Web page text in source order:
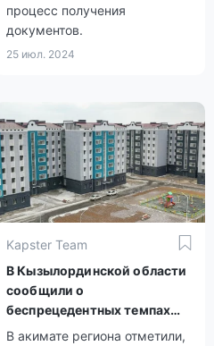
процесс получения
документов.
25 июл. 2024
Kapster Team
В Кызылординской области
сообщили о
беспрецедентных темпах
жилищного строительства.
В акимате региона отметили,